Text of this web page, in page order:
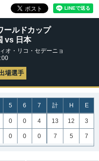
ールドカップ
vs 日本
オ・リコ・セデーニョ
場選手
5 6 7 計 H E
0 0 4 13 12 3
0 0 0 7 5 7